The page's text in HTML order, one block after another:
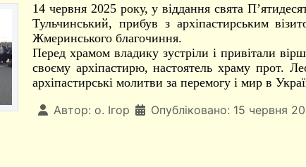
14 червня 2025 року, у віддання свята
Тульчинський, прибув з архіпастирським
Жмеринського благочиння.
Перед храмом владику зустріли і привітали
своєму архіпастирю, настоятель храму прот.
архіпастирські молитви за перемогу і мир в
Автор: о. Ігор Опубліковано: 15 червня